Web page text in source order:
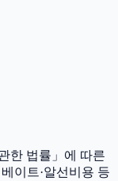
한 법률」에 따른
이트·알선비용 등